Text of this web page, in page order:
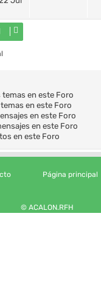
en este Foro
en este Foro
en este Foro
en este Foro
en este Foro
Página principal
© ACALON.RFH